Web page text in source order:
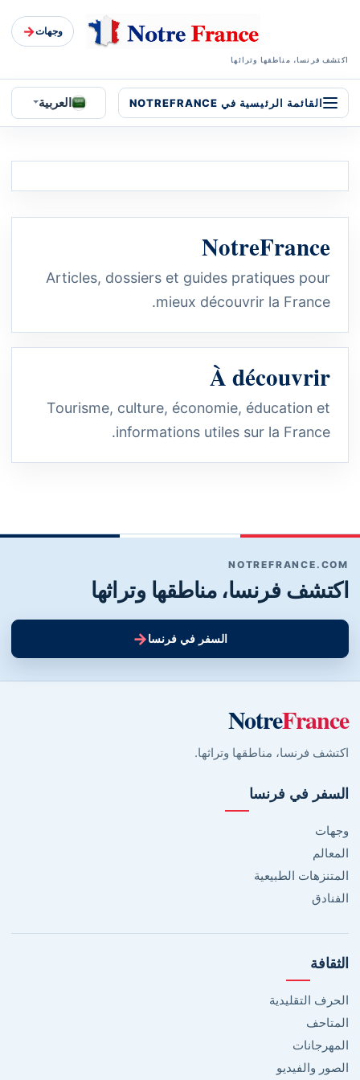
اكتشف فرنسا، مناطقها وتراثها
وجهات→
القائمة الرئيسية في NOTREFRANCE العربية
NotreFrance
Articles, dossiers et guides pratiques pour
mieux découvrir la France.
À découvrir
Tourisme, culture, économie, éducation et
informations utiles sur la France.
NOTREFRANCE.COM
اكتشف فرنسا، مناطقها وتراثها
السفر في فرنسا→
NotreFrance
اكتشف فرنسا، مناطقها وتراثها.
السفر في فرنسا
وجهات
المعالم
المتنزهات الطبيعية
الفنادق
الثقافة
الحرف التقليدية
المتاحف
المهرجانات
الصور والفيديو